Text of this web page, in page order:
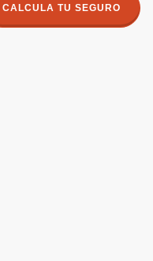
CALCULA TU SEGURO